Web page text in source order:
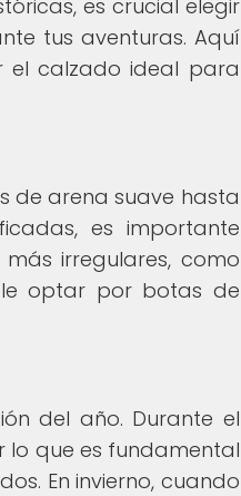
es crucial elegir
tus aventuras. Aquí
el calzado ideal para
de arena suave hasta
es importante
irregulares, como
optar por botas de
del año. Durante el
lo que es fundamental
En invierno, cuando